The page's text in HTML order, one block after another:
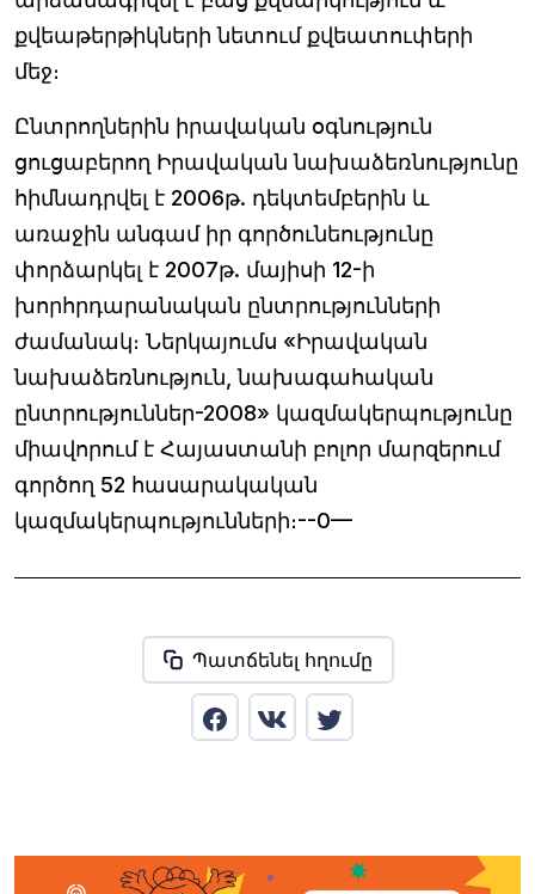
քվեաթերթիկների նետում քվեատուփերի
մեջ։
Ընտրողներին իրավական օգնություն
ցուցաբերող Իրավական նախաձեռնությունը
հիմնադրվել է 2006թ. դեկտեմբերին և
առաջին անգամ իր գործունեությունը
փորձարկել է 2007թ. մայիսի 12-ի
խորհրդարանական ընտրությունների
ժամանակ։ Ներկայումս «Իրավական
նախաձեռնություն, նախագահական
ընտրություններ-2008» կազմակերպությունը
միավորում է Հայաստանի բոլոր մարզերում
գործող 52 հասարակական
կազմակերպությունների։--0—
Պատճենել հղումը